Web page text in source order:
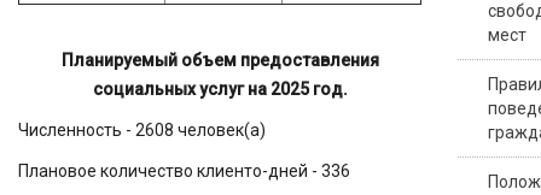
Планируемый объем предоставления
социальных услуг на 2025 год.
Численность - 2608 человек(а)
Плановое количество клиенто-дней - 336
мест